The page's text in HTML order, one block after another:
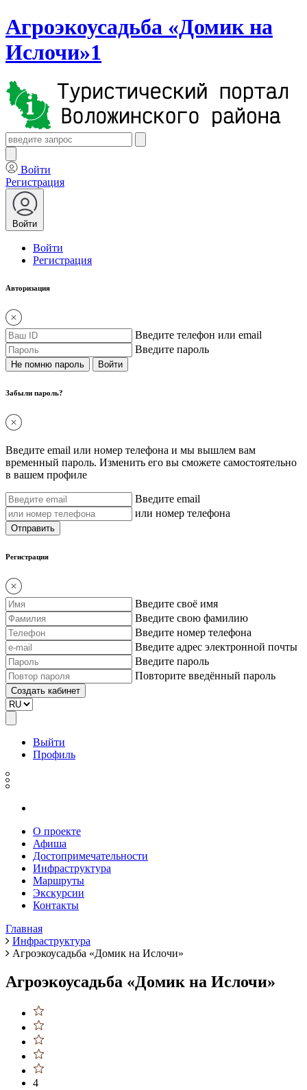
Агроэкоусадьба «Домик на
Ислочи»1
Войти
Регистрация
Войти
Войти
Регистрация
Авторизация
Введите телефон или email
Введите пароль
Не помню пароль
Забыли пароль?
Введите email или номер телефона и мы вышлем вам
временный пароль. Изменить его вы сможете самостоятельно
в вашем профиле
Введите email
или номер телефона
Регистрация
Введите своё имя
Введите свою фамилию
Введите номер телефона
Введите адрес электронной почты
Введите пароль
Повторите введённый пароль
Выйти
Профиль
О проекте
Афиша
Достопримечательности
Инфраструктура
Маршруты
Экскурсии
Контакты
Главная
Инфраструктура
Агроэкоусадьба «Домик на Ислочи»
Агроэкоусадьба «Домик на Ислочи»
4